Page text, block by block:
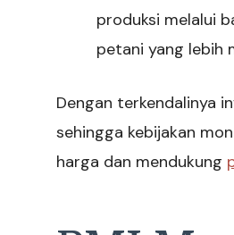
produksi melalui
petani yang lebih
Dengan terkendalinya
sehingga kebijakan
harga dan mendukung